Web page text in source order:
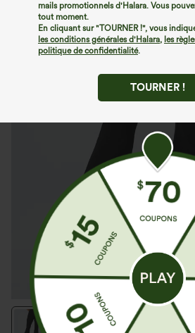
mails promotionnels d'Halara. Vous
tout moment.
En cliquant sur "TOURNER !", vous
les conditions générales d'Halara, les
politique de confidentialité.
TOURNER !